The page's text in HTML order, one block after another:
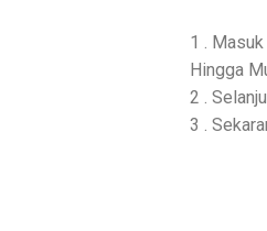
1 . Masuk
Hingga
2 .
3 .